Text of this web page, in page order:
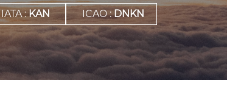
IATA :KAN ICAO :DNKN